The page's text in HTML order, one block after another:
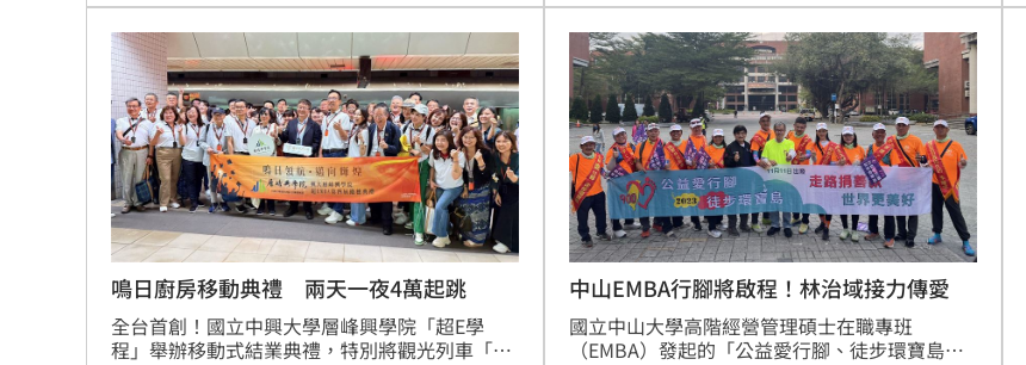
台彩父親節推新刮刮樂千萬頭獎超「爸」氣 12:00
「拍片人的多重宇宙」職涯論壇9/12登場！ 10:30
8國球員齊聚高雄 Formosa 7s掀足球熱潮 10:00
理想混蛋號召粉絲跨海追星吃美食！ 18:15
諭知10萬元交保，今天桃園地檢署（26日）依恐
嚇公眾罪嫌將他起訴，游男背景也被起底。
下，北科大 113 級 EMBA 工業工程與管理學系正
式展開三大 USR 社會實踐計畫，從永續農業推
廣、弱勢兒童營養關懷
鳴日廚房移動典禮 兩天一夜4萬起跳
全台首創！國立中興大學層峰興學院「超E學
程」舉辦移動式結業典禮，特別將觀光列車「鳴
中山EMBA行腳將啟程！林治域接力傳愛
國立中山大學高階經營管理碩士在職專班
（EMBA）發起的「公益愛行腳、徒步環寶島」